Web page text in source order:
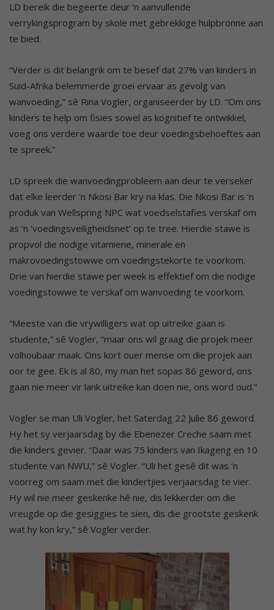
LD bereik die begeerte deur ‘n aanvullende
verrykingsprogram by skole met gebrekkige hulpbronne aan
te bied.
“Verder is dit belangrik om te besef dat 27% van kinders in
Suid-Afrika belemmerde groei ervaar as gevolg van
wanvoeding,” sê Rina Vogler, organiseerder by LD. “Om ons
kinders te help om fisies sowel as kognitief te ontwikkel,
voeg ons verdere waarde toe deur voedingsbehoeftes aan
te spreek.”
LD spreek die wanvoedingprobleem aan deur te verseker
dat elke leerder ‘n Nkosi Bar kry na klas. Die Nkosi Bar is ‘n
produk van Wellspring NPC wat voedselstafies verskaf om
as ‘n ‘voedingsveiligheidsnet’ op te tree. Hierdie stawe is
propvol die nodige vitamiene, minerale en
makrovoedingstowwe om voedingstekorte te voorkom.
Drie van hierdie stawe per week is effektief om die nodige
voedingstowwe te verskaf om wanvoeding te voorkom.
“Meeste van die vrywilligers wat op uitreike gaan is
studente,” sê Vogler, “maar ons wil graag die projek meer
volhoubaar maak. Ons kort ouer mense om die projek aan
oor te gee. Ek is al 80, my man het sopas 86 geword, ons
gaan nie meer vir lank uitreike kan doen nie, ons word oud.”
Vogler se man Uli Vogler, het Saterdag 22 Julie 86 geword.
Hy het sy verjaarsdag by die Ebenezer Creche saam met
die kinders gevier. “Daar was 75 kinders van Ikageng en 10
studente van NWU,” sê Vogler. “Uli het gesê dit was ‘n
voorreg om saam met die kindertjies verjaarsdag te vier.
Hy wil nie meer geskenke hê nie, dis lekkerder om die
vreugde op die gesiggies te sien, dis die grootste geskenk
wat hy kon kry,” sê Vogler verder.